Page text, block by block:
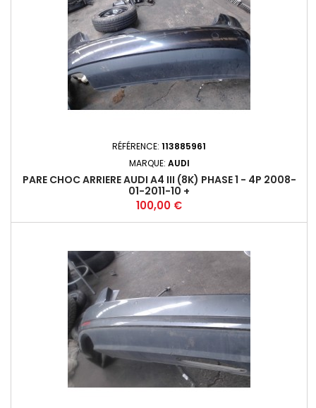
RÉFÉRENCE: 113885961
MARQUE: AUDI
PARE CHOC ARRIERE AUDI A4 III (8K) PHASE 1 - 4P 2008-
01-2011-10 +
Prix
100,00 €